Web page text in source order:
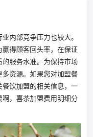
内部竞争压力也较大。
得顾客回头率，在保证
服务水准。为保持市场
资源。如果您对加盟餐
饮加盟的相关信息，一
，喜茶加盟费用明细分